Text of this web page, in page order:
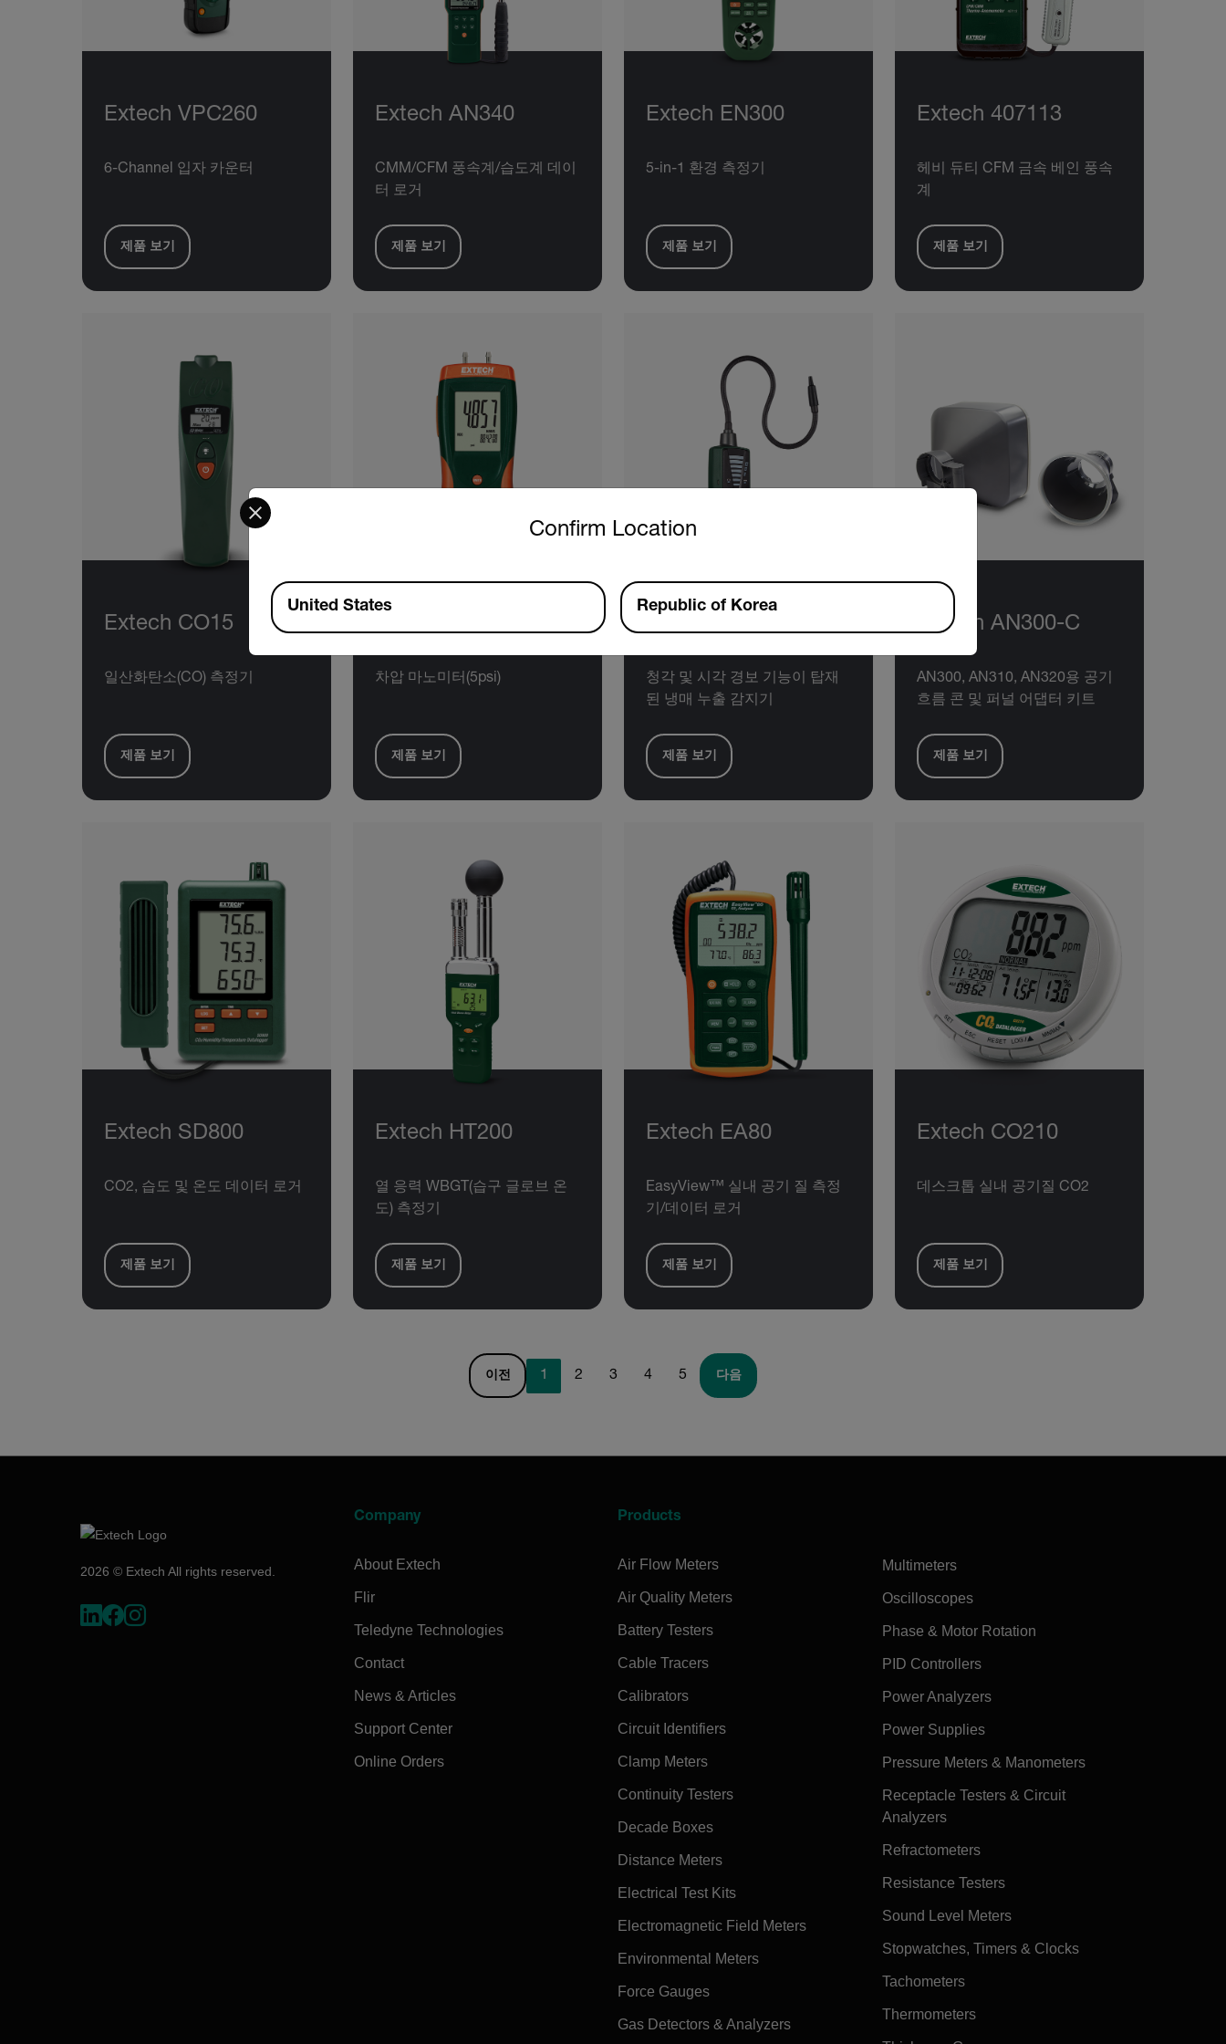
Extech VPC260
6-Channel 입자 카운터
제품 보기
Extech AN340
CMM/CFM 풍속계/습도계 데이
터 로거
제품 보기
Extech EN300
5-in-1 환경 측정기
제품 보기
Extech 407113
헤비 듀티 CFM 금속 베인 풍속
계
제품 보기
Extech CO15
일산화탄소(CO) 측정기
제품 보기
차압 마노미터(5psi)
제품 보기
청각 및 시각 경보 기능이 탑재
된 냉매 누출 감지기
제품 보기
Extech AN300-C
AN300, AN310, AN320용 공기
흐름 콘 및 퍼널 어댑터 키트
제품 보기
Extech SD800
CO2, 습도 및 온도 데이터 로거
제품 보기
Extech HT200
열 응력 WBGT(습구 글로브 온
도) 측정기
제품 보기
Extech EA80
EasyView™ 실내 공기 질 측정
기/데이터 로거
제품 보기
Extech CO210
데스크톱 실내 공기질 CO2
제품 보기
이전 1 2 3 4 5 다음
2026 © Extech All rights reserved.
Company
About Extech
Flir
Teledyne Technologies
Contact
News & Articles
Support Center
Online Orders
Products
Air Flow Meters
Air Quality Meters
Battery Testers
Cable Tracers
Calibrators
Circuit Identifiers
Clamp Meters
Continuity Testers
Decade Boxes
Distance Meters
Electrical Test Kits
Electromagnetic Field Meters
Environmental Meters
Force Gauges
Gas Detectors & Analyzers
Multimeters
Oscilloscopes
Phase & Motor Rotation
PID Controllers
Power Analyzers
Power Supplies
Pressure Meters & Manometers
Receptacle Testers & Circuit
Analyzers
Refractometers
Resistance Testers
Sound Level Meters
Stopwatches, Timers & Clocks
Tachometers
Thermometers
Confirm Location
Select your preferred country and language from the options below to access the appropriate version of our website.
Available Locations
United States Republic of Korea